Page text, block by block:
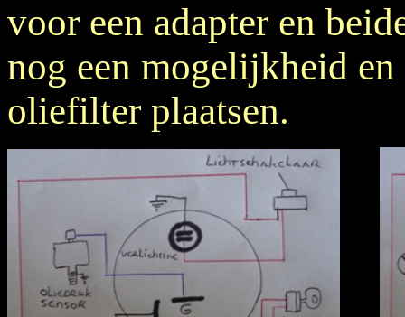
voor een adapter en
nog een mogelijkheid en
oliefilter plaatsen.